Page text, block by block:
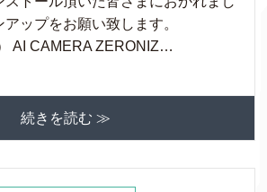
ップをお願い致します。
AI CAMERA ZERONIZ…
続きを読む ≫